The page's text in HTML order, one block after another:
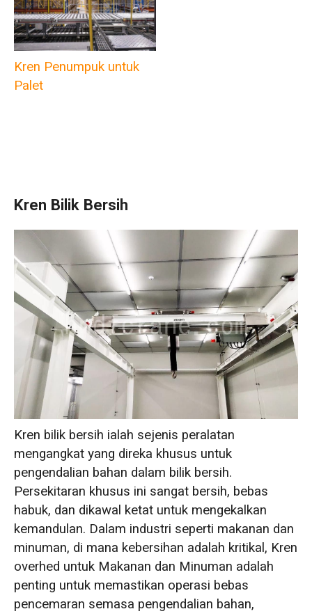
Kren Penumpuk untuk
Palet
Kren Bilik Bersih
Kren bilik bersih ialah sejenis peralatan
mengangkat yang direka khusus untuk
pengendalian bahan dalam bilik bersih.
Persekitaran khusus ini sangat bersih, bebas
habuk, dan dikawal ketat untuk mengekalkan
kemandulan. Dalam industri seperti makanan dan
minuman, di mana kebersihan adalah kritikal, Kren
overhed untuk Makanan dan Minuman adalah
penting untuk memastikan operasi bebas
pencemaran semasa pengendalian bahan,